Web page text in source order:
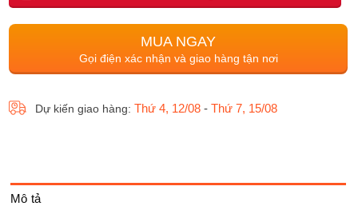
MUA NGAY
Gọi điện xác nhận và giao hàng tận nơi
Dự kiến giao hàng: Thứ 4, 12/08 - Thứ 7, 15/08
Mô tả